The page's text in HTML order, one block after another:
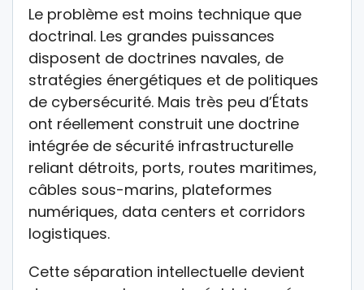
Le problème est moins technique que
doctrinal. Les grandes puissances
disposent de doctrines navales, de
stratégies énergétiques et de politiques
de cybersécurité. Mais très peu d’États
ont réellement construit une doctrine
intégrée de sécurité infrastructurelle
reliant détroits, ports, routes maritimes,
câbles sous-marins, plateformes
numériques, data centers et corridors
logistiques.
Cette séparation intellectuelle devient